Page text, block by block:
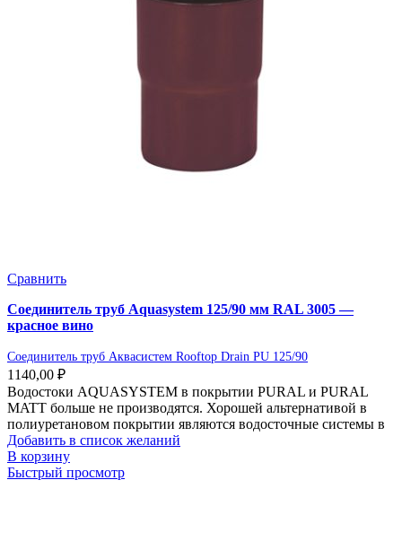
Сравнить
Соединитель труб Aquasystem 125/90 мм RAL 3005 —
красное вино
Соединитель труб Аквасистем Rooftop Drain PU 125/90
1140,00 ₽
Водостоки AQUASYSTEM в покрытии PURAL и PURAL
MATT больше не производятся. Хорошей альтернативой в
полиуретановом покрытии являются водосточные системы в
Добавить в список желаний
В корзину
Быстрый просмотр